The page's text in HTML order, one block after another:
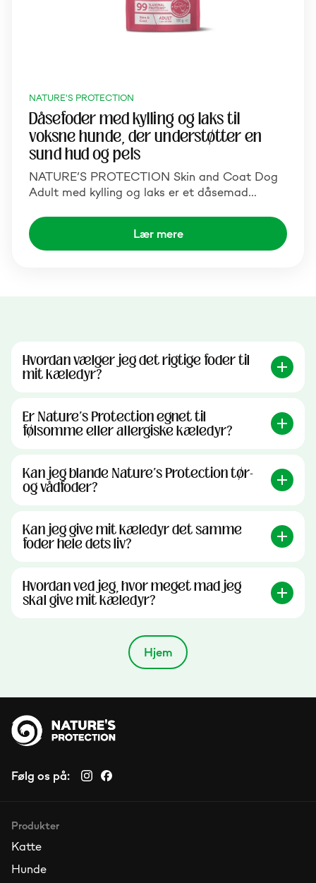
NATURE'S PROTECTION
Dåsefoder med kylling og laks til
voksne hunde, der understøtter en
sund hud og pels
NATURE’S PROTECTION Skin and Coat Dog
Adult med kylling og laks er et dåsemad…
Lær mere
Hvordan vælger jeg det rigtige foder til
mit kæledyr?
Er Nature's Protection egnet til
følsomme eller allergiske kæledyr?
Kan jeg blande Nature's Protection tør-
og vådfoder?
Kan jeg give mit kæledyr det samme
foder hele dets liv?
Hvordan ved jeg, hvor meget mad jeg
skal give mit kæledyr?
Hjem
Følg os på:
Produkter
Katte
Hunde